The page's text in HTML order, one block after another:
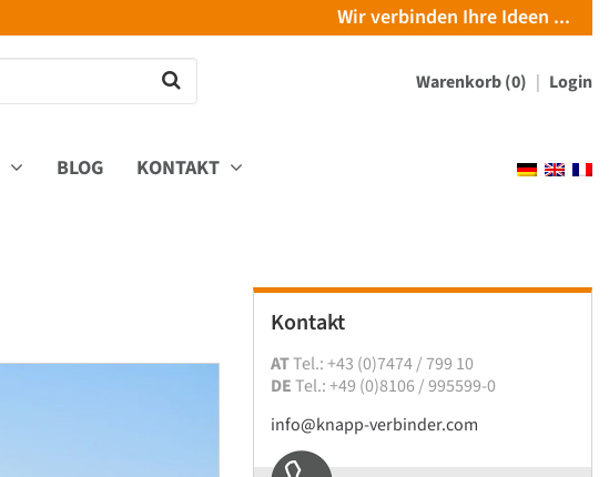
Wir verbinden Ihre Ideen ...
Warenkorb (0) Login
BLOG KONTAKT
Kontakt
ATTel.: +43 (0)7474 / 799 10
DETel.: +49 (0)8106 / 995599-0
info@knapp-verbinder.com